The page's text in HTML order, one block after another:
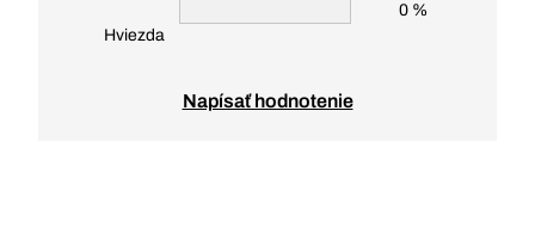
Hviezda
0 %
Napísať hodnotenie